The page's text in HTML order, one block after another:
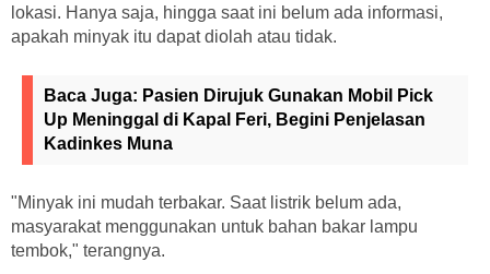
lokasi. Hanya saja, hingga saat ini belum ada informasi,
apakah minyak itu dapat diolah atau tidak.
Baca Juga: Pasien Dirujuk Gunakan Mobil Pick
Up Meninggal di Kapal Feri, Begini Penjelasan
Kadinkes Muna
"Minyak ini mudah terbakar. Saat listrik belum ada,
masyarakat menggunakan untuk bahan bakar lampu
tembok," terangnya.